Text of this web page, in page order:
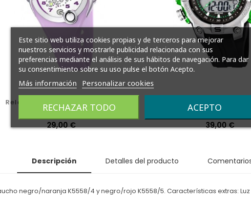
Reloj Calypso Niña Analógico
K5562/4
Precio
29,00 € Precio
39,00 €
Descripción Detalles del producto
negro/naranja K5558/4 y negro/rojo K5558/5. Características extras:
Este sitio web utiliza cookies propias y de terceros para mejorar
nuestros servicios y mostrarle publicidad relacionada con sus
preferencias mediante el análisis de sus hábitos de navegación. Para dar
su consentimiento sobre su uso pulse el botón Acepto.
Más información Personalizar cookies
RECHAZAR TODO ACEPTO